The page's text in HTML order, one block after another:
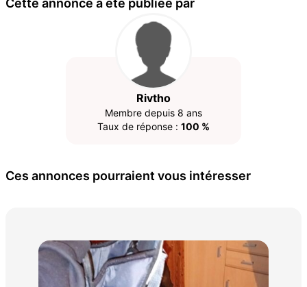
Cette annonce a été publiée par
Rivtho
Membre depuis 8 ans
Taux de réponse : 100 %
Ces annonces pourraient vous intéresser